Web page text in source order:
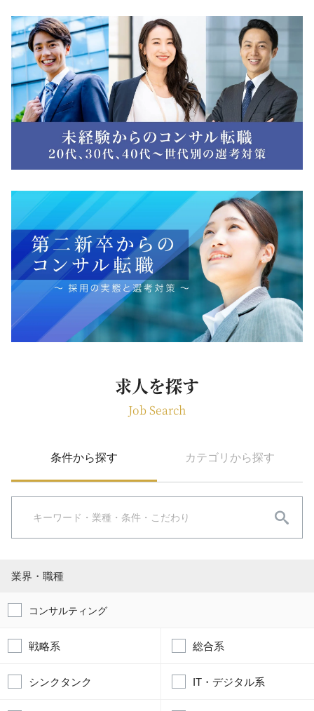
求人を探す
Job Search
条件から探す カテゴリから探す
業界・職種
コンサルティング
戦略系 総合系
シンクタンク IT・デジタル系